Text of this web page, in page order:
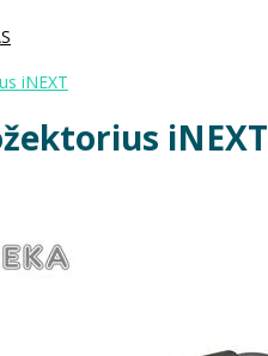
iNEXT
iNEXT